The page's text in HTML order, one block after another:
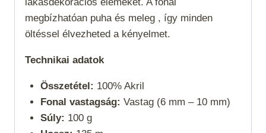
megbízhatóan puha és meleg , így minden
öltéssel élvezheted a kényelmet.
Technikai adatok
Összetétel: 100% Akril
Fonal vastagság: Vastag (6 mm – 10 mm)
Súly: 100 g